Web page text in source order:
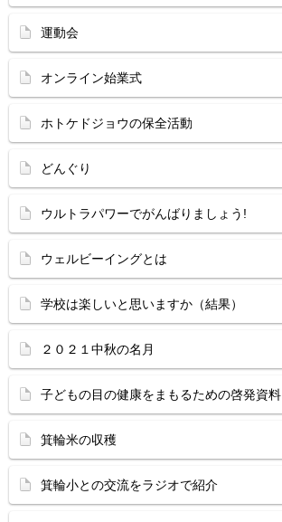
運動会
オンライン始業式
ホトケドジョウの保全活動
どんぐり
ウルトラパワーでがんばりましょう!
ウェルビーイングとは
学校は楽しいと思いますか（結果）
２０２１中秋の名月
子どもの目の健康をまもるための啓発資料
箕輪米の収穫
箕輪小との交流をラジオで紹介